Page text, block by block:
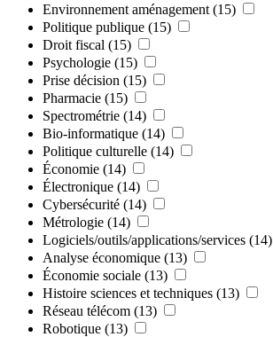
Environnement aménagement (15)
Politique publique (15)
Droit fiscal (15)
Psychologie (15)
Prise décision (15)
Pharmacie (15)
Spectrométrie (14)
Bio-informatique (14)
Politique culturelle (14)
Économie (14)
Électronique (14)
Cybersécurité (14)
Métrologie (14)
Logiciels/outils/applications/services (14)
Analyse économique (13)
Économie sociale (13)
Histoire sciences et techniques (13)
Réseau télécom (13)
Robotique (13)